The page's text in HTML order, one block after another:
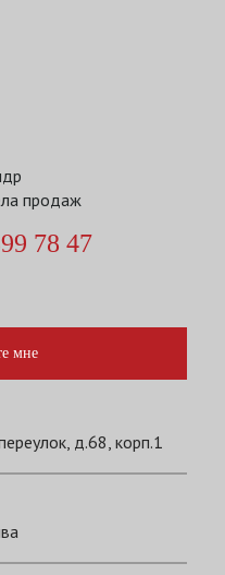
продаж
78 47
мне
д.68, корп.1